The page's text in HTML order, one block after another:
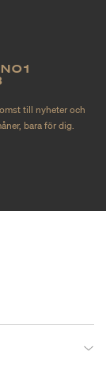
till nyheter och
bara för dig.